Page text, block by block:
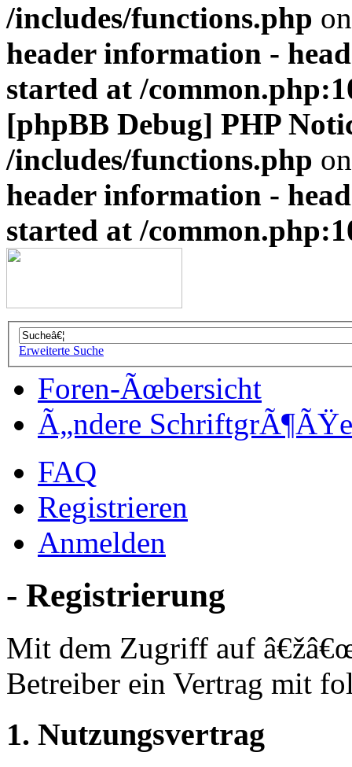
/includes/functions.php
header information -
started at /
[phpBB Debug] PHP
/includes/functions.php
header information -
started at /
Erweiterte Suche
Foren-Ãœbersicht
Ã„ndere SchriftgrÃ¶ÃŸe
FAQ
Registrieren
Anmelden
- Registrierung
Mit dem Zugriff auf
Betreiber ein Vertrag mit
1. Nutzungsvertrag